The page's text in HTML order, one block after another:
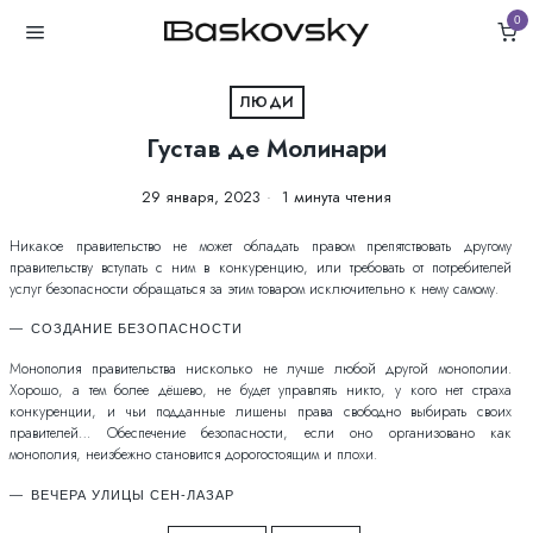
0
ЛЮДИ
Густав де Молинари
29 января, 2023 1 минута чтения
Никакое правительство не может обладать правом препятствовать другому
правительству вступать с ним в конкуренцию, или требовать от потребителей
услуг безопасности обращаться за этим товаром исключительно к нему самому.
СОЗДАНИЕ БЕЗОПАСНОСТИ
Монополия правительства нисколько не лучше любой другой монополии.
Хорошо, а тем более дёшево, не будет управлять никто, у кого нет страха
конкуренции, и чьи подданные лишены права свободно выбирать своих
правителей… Обеспечение безопасности, если оно организовано как
монополия, неизбежно становится дорогостоящим и плохи.
ВЕЧЕРА УЛИЦЫ СЕН-ЛАЗАР